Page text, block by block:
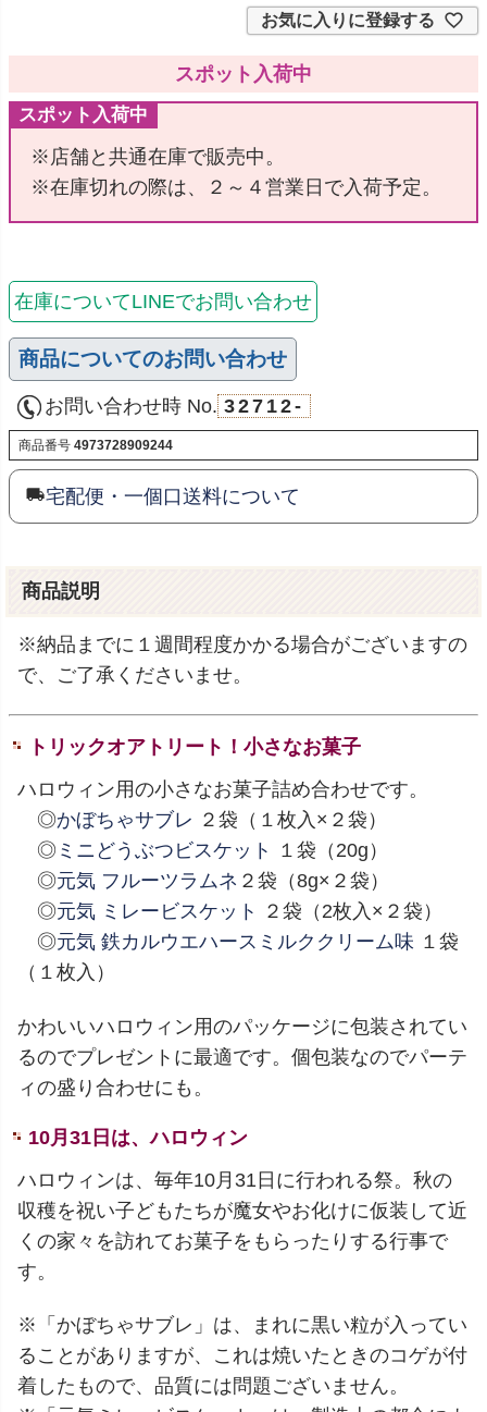
お気に入りに登録する
スポット入荷中
スポット入荷中
※店舗と共通在庫で販売中。
※在庫切れの際は、２～４営業日で入荷予定。
在庫についてLINEでお問い合わせ
商品についてのお問い合わせ
お問い合わせ時 No. 32712-
商品番号 4973728909244
宅配便・一個口送料について
商品説明
※納品までに１週間程度かかる場合がございますの
で、ご了承くださいませ。
トリックオアトリート！小さなお菓子
ハロウィン用の小さなお菓子詰め合わせです。
◎かぼちゃサブレ ２袋（１枚入×２袋）
◎ ミニどうぶつビスケット
１袋（20g）
◎元気 フルーツラムネ ２袋（8g×２袋）
◎元気 ミレービスケット
２袋（2枚入×２袋）
◎元気 鉄カルウエハースミルククリーム味 １袋
（１枚入）
かわいいハロウィン用のパッケージに包装されてい
るのでプレゼントに最適です。個包装なのでパーテ
ィの盛り合わせにも。
10月31日は、ハロウィン
ハロウィンは、毎年10月31日に行われる祭。秋の
収穫を祝い子どもたちが魔女やお化けに仮装して近
くの家々を訪れてお菓子をもらったりする行事で
す。
※「かぼちゃサブレ」は、まれに黒い粒が入ってい
ることがありますが、これは焼いたときのコゲが付
着したもので、品質には問題ございません。